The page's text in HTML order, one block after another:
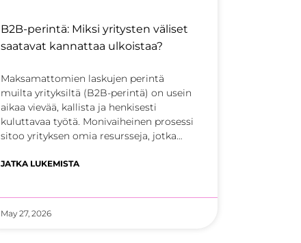
B2B-perintä: Miksi yritysten väliset
saatavat kannattaa ulkoistaa?
Maksamattomien laskujen perintä
muilta yrityksiltä (B2B-perintä) on usein
aikaa vievää, kallista ja henkisesti
kuluttavaa työtä. Monivaiheinen prosessi
sitoo yrityksen omia resursseja, jotka
JATKA LUKEMISTA
May 27, 2026